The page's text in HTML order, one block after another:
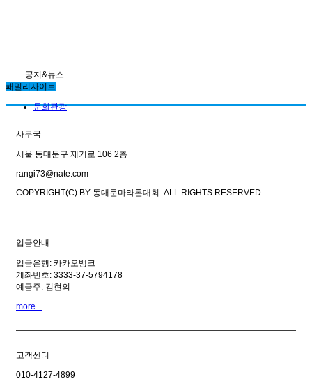
공지&뉴스
패밀리사이트
문화관광
사무국
서울 동대문구 제기로 106 2층
rangi73@nate.com
COPYRIGHT(C) BY 동대문마라톤대회. ALL RIGHTS RESERVED.
입금안내
입금은행: 카카오뱅크
계좌번호: 3333-37-5794178
예금주: 김현의
more...
고객센터
010-4127-4899